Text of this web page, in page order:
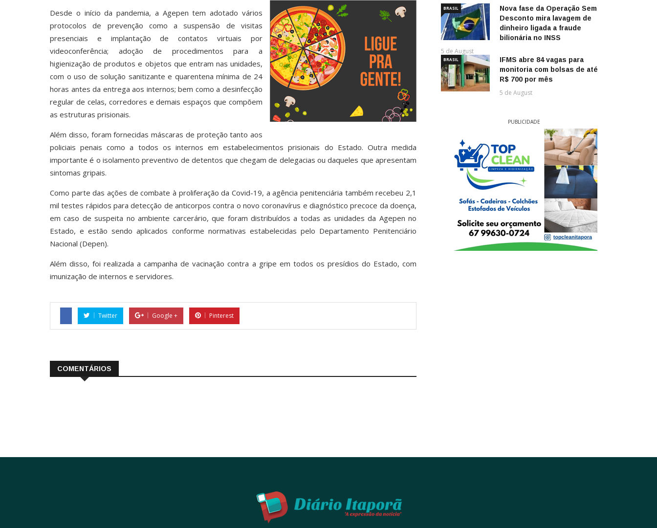
Desde o início da pandemia, a Agepen tem adotado vários
protocolos de prevenção como a suspensão de visitas
presenciais e implantação de contatos virtuais por
videoconferência; adoção de procedimentos para a
higienização de produtos e objetos que entram nas unidades,
com o uso de solução sanitizante e quarentena mínima de 24
horas antes da entrega aos internos; bem como a desinfecção
regular de celas, corredores e demais espaços que compõem
as estruturas prisionais.
Além disso, foram fornecidas máscaras de proteção tanto aos
policiais penais como a todos os internos em estabelecimentos prisionais do Estado. Outra medida
importante é o isolamento preventivo de detentos que chegam de delegacias ou daqueles que apresentam
sintomas gripais.
Como parte das ações de combate à proliferação da Covid-19, a agência penitenciária também recebeu 2,1
mil testes rápidos para detecção de anticorpos contra o novo coronavírus e diagnóstico precoce da doença,
em caso de suspeita no ambiente carcerário, que foram distribuídos a todas as unidades da Agepen no
Estado, e estão sendo aplicados conforme normativas estabelecidas pelo Departamento Penitenciário
Nacional (Depen).
Além disso, foi realizada a campanha de vacinação contra a gripe em todos os presídios do Estado, com
imunização de internos e servidores.
Twitter Google + Pinterest
COMENTÁRIOS
BRASIL
Nova fase da Operação Sem
Desconto mira lavagem de
dinheiro ligada a fraude
bilionária no INSS
5 de August
BRASIL
IFMS abre 84 vagas para
monitoria com bolsas de até
R$ 700 por mês
5 de August
PUBLICIDADE